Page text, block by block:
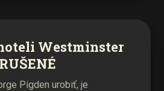
Westminster
Pigden urobiť, je